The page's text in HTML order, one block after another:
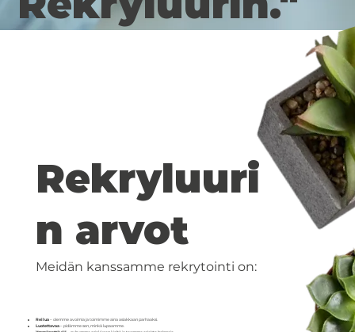
Rekryluuri
n arvot
Meidän kanssamme rekrytointi on:
Reilua– olemme avoimia ja toimimme aina asiakkaan parhaaksi.
Luotettavaa– pidämme sen, minkä lupaamme.